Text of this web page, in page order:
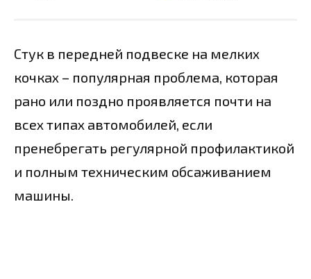
Стук в передней подвеске на мелких
кочках – популярная проблема, которая
рано или поздно проявляется почти на
всех типах автомобилей, если
пренебрегать регулярной профилактикой
и полным техническим обсаживанием
машины.